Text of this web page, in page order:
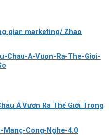
gian marketing/ Zhao
Á Vươn Ra Thế Giới Trong